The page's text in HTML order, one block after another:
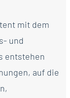
mit dem
und
entstehen
auf die